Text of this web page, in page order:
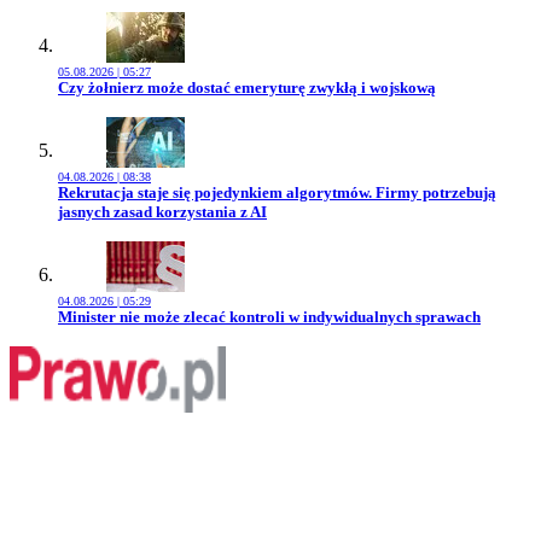
05.08.2026 | 05:27
Przejdź do artykułu:
Czy żołnierz może dostać emeryturę zwykłą i wojskową
04.08.2026 | 08:38
Przejdź do artykułu:
Rekrutacja staje się pojedynkiem algorytmów. Firmy potrzebują
jasnych zasad korzystania z AI
04.08.2026 | 05:29
Przejdź do artykułu:
Minister nie może zlecać kontroli w indywidualnych sprawach